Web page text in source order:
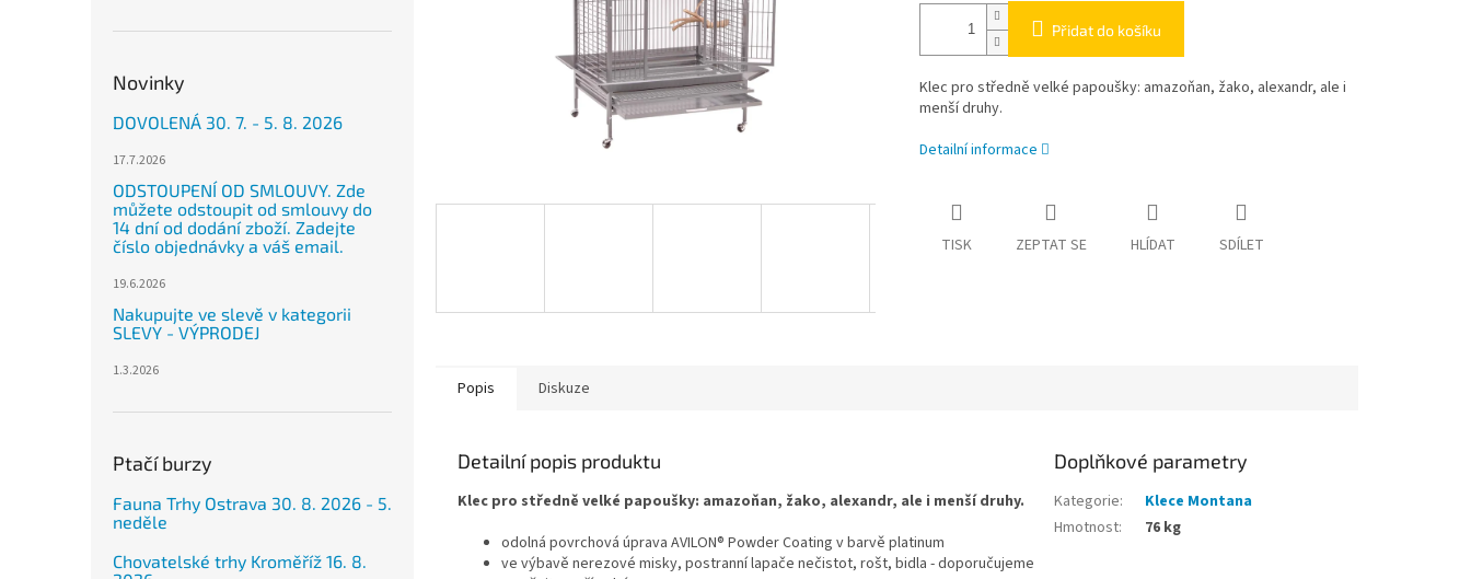
Novinky
DOVOLENÁ 30. 7. - 5. 8. 2026
17.7.2026
ODSTOUPENÍ OD SMLOUVY. Zde
můžete odstoupit od smlouvy do
14 dní od dodání zboží. Zadejte
číslo objednávky a váš email.
19.6.2026
Nakupujte ve slevě v kategorii
SLEVY - VÝPRODEJ
1.3.2026
Ptačí burzy
Fauna Trhy Ostrava 30. 8. 2026 - 5.
neděle
Chovatelské trhy Kroměříž 16. 8.
Přidat do košíku
Klec pro středně velké papoušky: amazoňan, žako, alexandr, ale i
menší druhy.
Detailní informace
TISK ZEPTAT SE HLÍDAT SDÍLET
Popis Diskuze
Detailní popis produktu
Klec pro středně velké papoušky: amazoňan, žako, alexandr, ale i menší druhy.
odolná povrchová úprava AVILON® Powder Coating v barvě platinum
ve výbavě nerezové misky, postranní lapače nečistot, rošt, bidla - doporučujeme
Doplňkové parametry
Kategorie:
Klece Montana
Hmotnost: 76 kg